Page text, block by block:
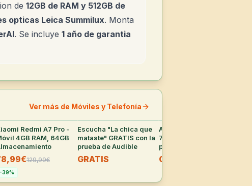
de 12GB de RAM y 512GB de
opticas Leica Summilux. Monta
. Se incluye 1 año de garantia
Ver más de Móviles y Telefonía
22°
Redmi A7 Pro -
4GB RAM, 64GB
129,99€
-39%
38°
Escucha "La chica que
mataste" GRATIS con la
prueba de Audible
GRATIS
Amazon: 2ª unidad con
70% de descuento en
productos de
supermercado
seleccionados
CUPÓN